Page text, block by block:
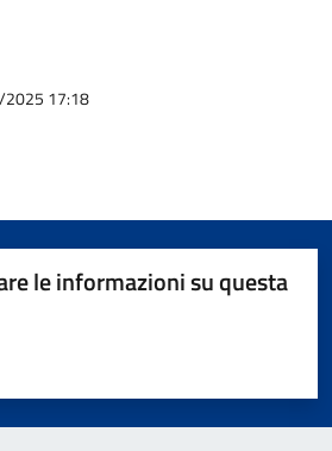
2025 17:18
le informazioni su questa
5 stelle su 5
su 5
su 5
5